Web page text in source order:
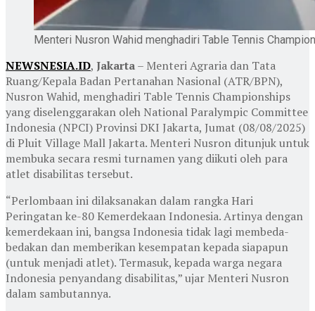
Menteri Nusron Wahid menghadiri Table Tennis
NEWSNESIA.ID, Jakarta– Menteri Agraria dan Tata
Ruang/Kepala Badan Pertanahan Nasional (ATR/BPN),
Nusron Wahid, menghadiri Table Tennis Championships
yang diselenggarakan oleh National Paralympic Committee
Indonesia (NPCI) Provinsi DKI Jakarta, Jumat (08/08/2025)
di Pluit Village Mall Jakarta. Menteri Nusron ditunjuk untuk
membuka secara resmi turnamen yang diikuti oleh para
atlet disabilitas tersebut.
“Perlombaan ini dilaksanakan dalam rangka Hari
Peringatan ke-80 Kemerdekaan Indonesia. Artinya dengan
kemerdekaan ini, bangsa Indonesia tidak lagi membeda-
bedakan dan memberikan kesempatan kepada siapapun
(untuk menjadi atlet). Termasuk, kepada warga negara
Indonesia penyandang disabilitas,” ujar Menteri Nusron
dalam sambutannya.